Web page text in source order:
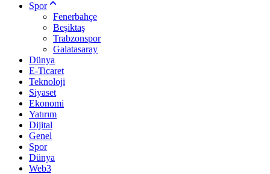
Spor
Fenerbahçe
Beşiktaş
Trabzonspor
Galatasaray
Dünya
E-Ticaret
Teknoloji
Siyaset
Ekonomi
Yatırım
Dijital
Genel
Spor
Dünya
Web3